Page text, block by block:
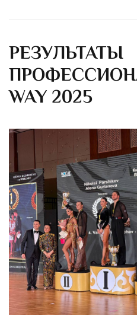
РЕЗУЛЬТАТЫ
WAY 2025